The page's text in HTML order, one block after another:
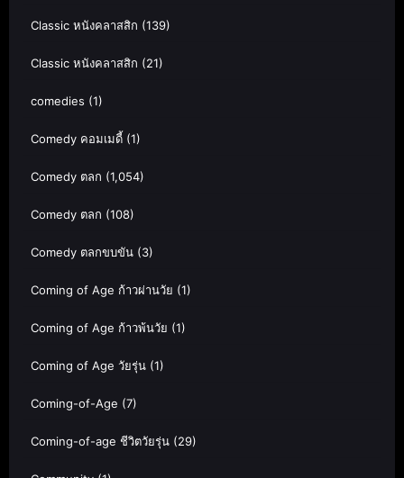
Classic หนังคลาสสิก (139)
Classic หนังคลาสสิก (21)
comedies (1)
Comedy คอมเมดี้ (1)
Comedy ตลก (1,054)
Comedy ตลก (108)
Comedy ตลกขบขัน (3)
Coming of Age ก้าวผ่านวัย (1)
Coming of Age ก้าวพ้นวัย (1)
Coming of Age วัยรุ่น (1)
Coming-of-Age (7)
Coming-of-age ชีวิตวัยรุ่น (29)